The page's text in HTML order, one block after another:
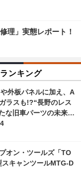
理」実態レポート！
ンキング
外板パネルに加え、A
ラスも!?“長野のレス
な旧車パーツの未来…
オン・ツールズ「TO
キャンツールMTG-D